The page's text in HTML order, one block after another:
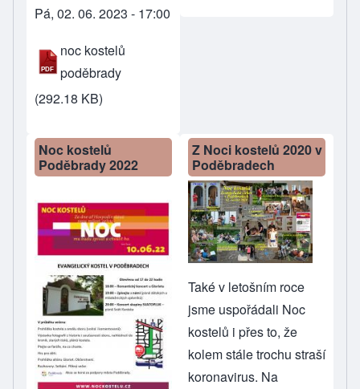
Pá, 02. 06. 2023 - 17:00
noc kostelů
poděbrady
(292.18 KB)
Noc kostelů
Poděbrady 2022
Z Noci kostelů 2020 v
Poděbradech
Také v letošním roce
jsme uspořádali Noc
kostelů i přes to, že
kolem stále trochu straší
koronavirus. Na